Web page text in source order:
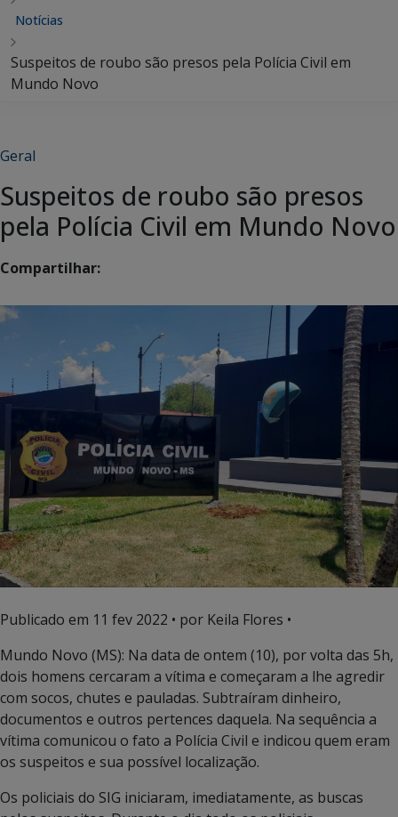
Notícias
Suspeitos de roubo são presos pela Polícia Civil em
Mundo Novo
Geral
Suspeitos de roubo são presos
pela Polícia Civil em Mundo Novo
Compartilhar:
Publicado em 11 fev 2022 • por Keila Flores •
Mundo Novo (MS): Na data de ontem (10), por volta das 5h,
dois homens cercaram a vítima e começaram a lhe agredir
com socos, chutes e pauladas. Subtraíram dinheiro,
documentos e outros pertences daquela. Na sequência a
vítima comunicou o fato a Polícia Civil e indicou quem eram
os suspeitos e sua possível localização.
Os policiais do SIG iniciaram, imediatamente, as buscas